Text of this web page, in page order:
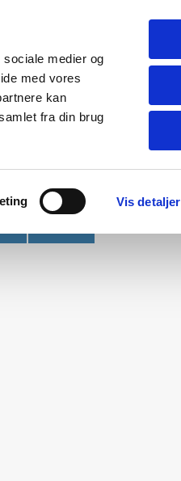
medier og
med vores
kan
fra din brug
Vis detaljer